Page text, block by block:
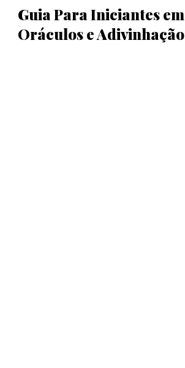
Guia Para Iniciantes em
Oráculos e Adivinhação